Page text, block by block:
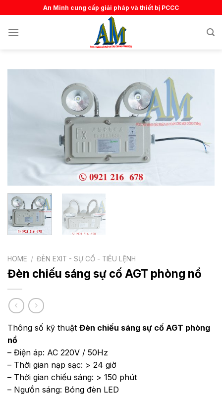
to
content
An Minh cung cấp giải pháp và thiết bị PCCC
HOME / ĐÈN EXIT - SỰ CỐ - TIÊU LỆNH
Đèn chiếu sáng sự cố AGT phòng nổ
Thông số kỹ thuật Đèn chiếu sáng sự cố AGT phòng
nổ
– Điện áp: AC 220V / 50Hz
– Thời gian nạp sạc: > 24 giờ
– Thời gian chiếu sáng: > 150 phút
– Ngưồn sáng: Bóng đèn LED